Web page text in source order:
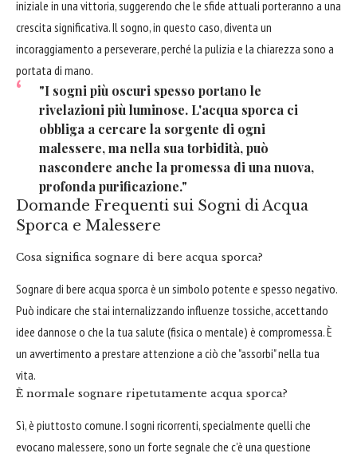
iniziale in una vittoria, suggerendo che le sfide attuali porteranno a una
crescita significativa. Il sogno, in questo caso, diventa un
incoraggiamento a perseverare, perché la pulizia e la chiarezza sono a
portata di mano.
"I sogni più oscuri spesso portano le
rivelazioni più luminose. L'acqua sporca ci
obbliga a cercare la sorgente di ogni
malessere, ma nella sua torbidità, può
nascondere anche la promessa di una nuova,
profonda purificazione."
Domande Frequenti sui Sogni di Acqua
Sporca e Malessere
Cosa significa sognare di bere acqua sporca?
Sognare di bere acqua sporca è un simbolo potente e spesso negativo.
Può indicare che stai internalizzando influenze tossiche, accettando
idee dannose o che la tua salute (fisica o mentale) è compromessa. È
un avvertimento a prestare attenzione a ciò che "assorbi" nella tua
vita.
È normale sognare ripetutamente acqua sporca?
Sì, è piuttosto comune. I sogni ricorrenti, specialmente quelli che
evocano malessere, sono un forte segnale che c'è una questione